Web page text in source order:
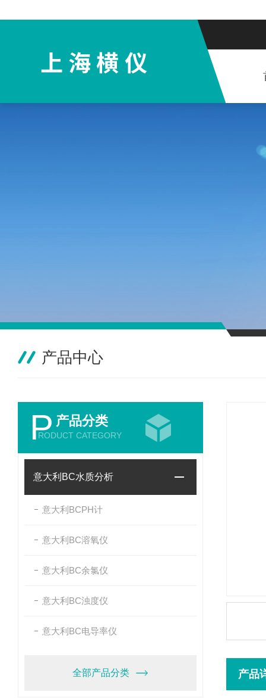
产品中心
P 产品分类
RODUCT CATEGORY
意大利BC水质分析
意大利BCPH计
意大利BC溶氧仪
意大利BC余氯仪
意大利BC浊度仪
意大利BC电导率仪
全部产品分类 产品